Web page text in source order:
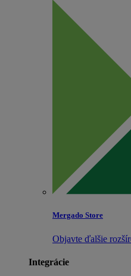
Mergado Store
Objavte ďalšie
Integrácie